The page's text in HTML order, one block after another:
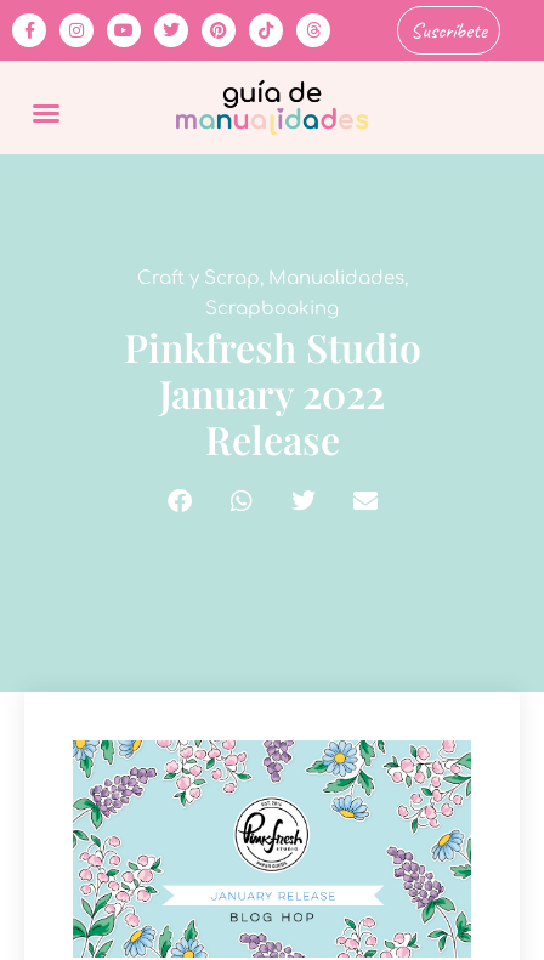
Suscríbete
Craft y Scrap, Manualidades,
Scrapbooking
Pinkfresh Studio
January 2022
Release